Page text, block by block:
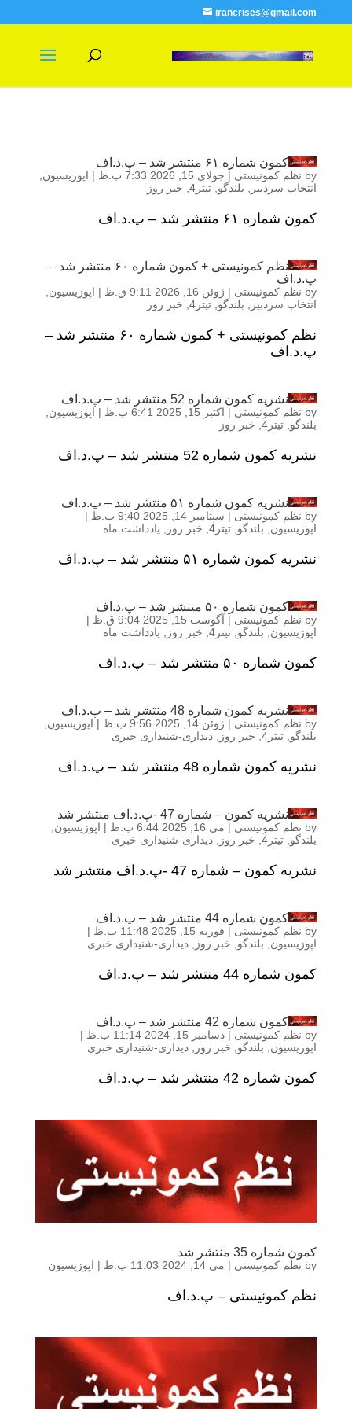
irancrises@gmail.com
کمون شماره ۶۱ منتشر شد – پ.د.اف
by نظم کمونیستی | جولای 15, 2026 7:33 ب.ظ | اپوزیسیون
انتخاب سردبیر
بلندگو تیتر4 , خبر روز
کمون شماره ۶۱ منتشر شد – پ.د.اف
نظم کمونیستی + کمون شماره ۶۰ منتشر شد –
پ.د.اف
by نظم کمونیستی | ژوئن 16, 2026 9:11 ق.ظ | اپوزیسیون
انتخاب سردبیر
بلندگو تیتر4 , خبر روز
نظم کمونیستی + کمون شماره ۶۰ منتشر شد –
پ.د.اف
نشریه کمون شماره 52 منتشر شد – پ.د.اف
by نظم کمونیستی | اکتبر 15, 2025 6:41 ب.ظ | اپوزیسیون
بلندگو تیتر4 , خبر روز
نشریه کمون شماره 52 منتشر شد – پ.د.اف
نشریه کمون شماره ۵۱ منتشر شد – پ.د.اف
by نظم کمونیستی | سپتامبر 14, 2025 9:40 ب.ظ
|
اپوزیسیون
بلندگو تیتر4 , خبر روز یادداشت ماه
نشریه کمون شماره ۵۱ منتشر شد – پ.د.اف
کمون شماره ۵۰ منتشر شد – پ.د.اف
by نظم کمونیستی | آگوست 15, 2025 9:04 ق.ظ
|
اپوزیسیون
بلندگو تیتر4 , خبر روز یادداشت ماه
کمون شماره ۵۰ منتشر شد – پ.د.اف
نشریه کمون شماره 48 منتشر شد – پ.د.اف
by نظم کمونیستی | ژوئن 14, 2025 9:56 ب.ظ | اپوزیسیون
بلندگو تیتر4 , خبر روز دیداری-شنیداری خبری
نشریه کمون شماره 48 منتشر شد – پ.د.اف
نشریه کمون – شماره 47 -پ.د.اف منتشر شد
by نظم کمونیستی | می 16, 2025 6:44 ب.ظ | اپوزیسیون
بلندگو تیتر4 , خبر روز دیداری-شنیداری خبری
نشریه کمون – شماره 47 -پ.د.اف منتشر شد
کمون شماره 44 منتشر شد – پ.د.اف
by نظم کمونیستی | فوریه 15, 2025 11:48 ب.ظ
|
اپوزیسیون
بلندگو خبر روز دیداری-شنیداری خبری
کمون شماره 44 منتشر شد – پ.د.اف
کمون شماره 42 منتشر شد – پ.د.اف
by نظم کمونیستی | دسامبر 15, 2024 11:14 ب.ظ
|
اپوزیسیون
بلندگو خبر روز دیداری-شنیداری خبری
کمون شماره 42 منتشر شد – پ.د.اف
کمون شماره 35 منتشر شد
by نظم کمونیستی | می 14, 2024 11:03 ب.ظ | اپوزیسیون
نظم کمونیستی – پ.د.اف